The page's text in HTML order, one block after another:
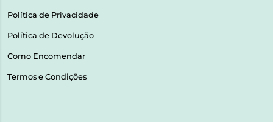
Política de Privacidade
Política de Devolução
Como Encomendar
Termos e Condições